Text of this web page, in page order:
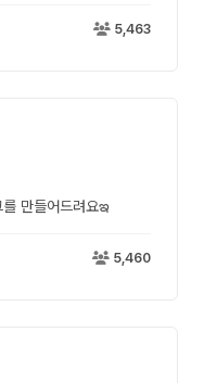
5,463
만들어드려요ఇ
5,460